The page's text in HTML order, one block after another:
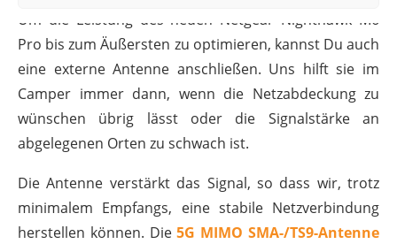
Um die Leistung des neuen Netgear Nighthawk M6
Pro bis zum Äußersten zu optimieren, kannst Du auch
eine externe Antenne anschließen. Uns hilft sie im
Camper immer dann, wenn die Netzabdeckung zu
wünschen übrig lässt oder die Signalstärke an
abgelegenen Orten zu schwach ist.
Die Antenne verstärkt das Signal, so dass wir, trotz
minimalem Empfangs, eine stabile Netzverbindung
herstellen können. Die5G MIMO SMA-/TS9-Antenne